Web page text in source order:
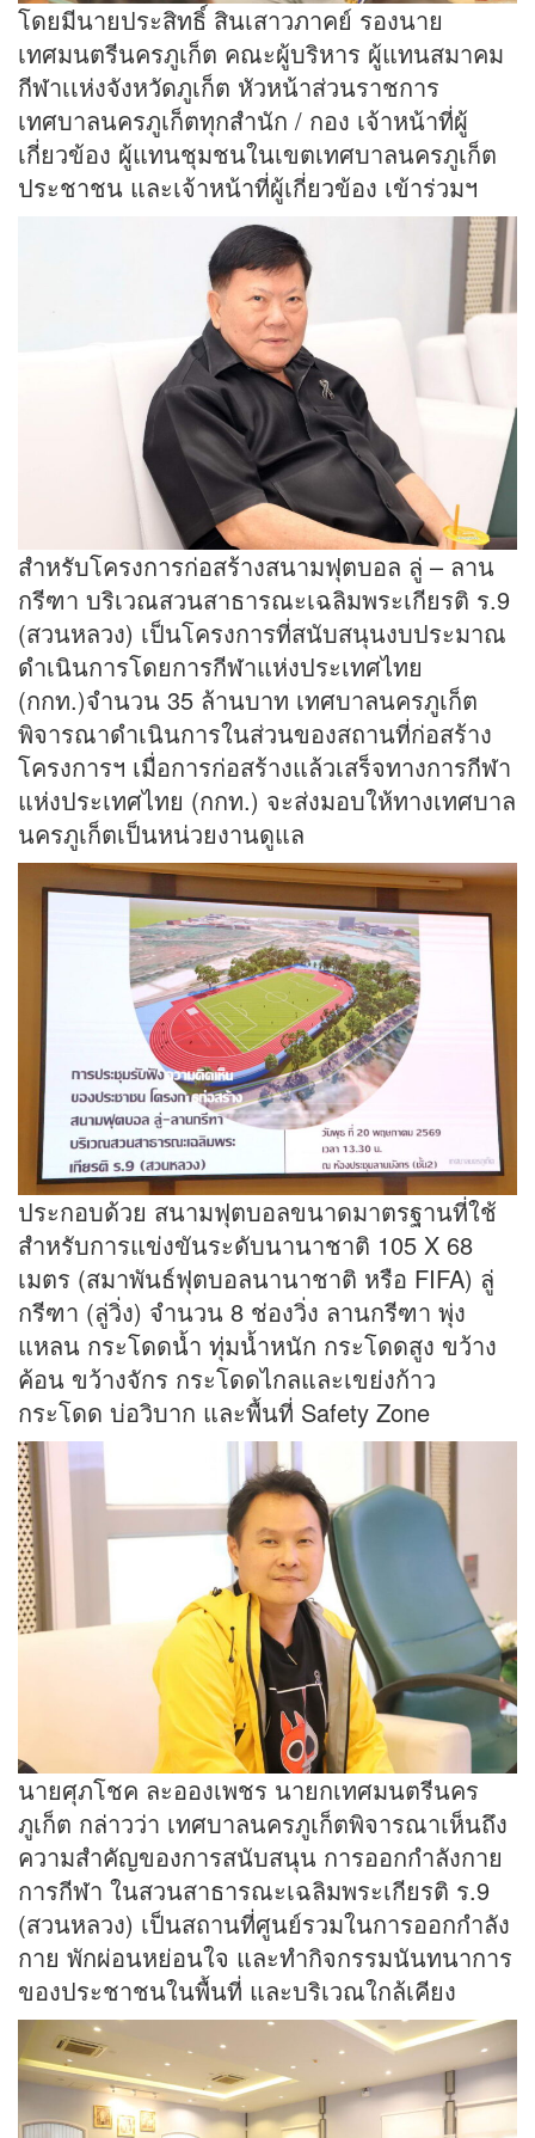
โดยมีนายประสิทธิ์ สินเสาวภาคย์ รองนาย
เทศมนตรีนครภูเก็ต คณะผู้บริหาร ผู้แทนสมาคม
กีฬาเเห่งจังหวัดภูเก็ต หัวหน้าส่วนราชการ
เทศบาลนครภูเก็ตทุกสำนัก / กอง เจ้าหน้าที่ผู้
เกี่ยวข้อง ผู้แทนชุมชนในเขตเทศบาลนครภูเก็ต
ประชาชน และเจ้าหน้าที่ผู้เกี่ยวข้อง เข้าร่วมฯ
สำหรับโครงการก่อสร้างสนามฟุตบอล ลู่ – ลาน
กรีฑา บริเวณสวนสาธารณะเฉลิมพระเกียรติ ร.9
(สวนหลวง) เป็นโครงการที่สนับสนุนงบประมาณ
ดำเนินการโดยการกีฬาแห่งประเทศไทย
(กกท.)จำนวน 35 ล้านบาท เทศบาลนครภูเก็ต
พิจารณาดำเนินการในส่วนของสถานที่ก่อสร้าง
โครงการฯ เมื่อการก่อสร้างแล้วเสร็จทางการกีฬา
แห่งประเทศไทย (กกท.) จะส่งมอบให้ทางเทศบาล
นครภูเก็ตเป็นหน่วยงานดูแล
ประกอบด้วย สนามฟุตบอลขนาดมาตรฐานที่ใช้
สำหรับการแข่งขันระดับนานาชาติ 105 X 68
เมตร (สมาพันธ์ฟุตบอลนานาชาติ หรือ FIFA) ลู่
กรีฑา (ลู่วิ่ง) จำนวน 8 ช่องวิ่ง ลานกรีฑา พุ่ง
แหลน กระโดดน้ำ ทุ่มน้ำหนัก กระโดดสูง ขว้าง
ค้อน ขว้างจักร กระโดดไกลและเขย่งก้าว
กระโดด บ่อวิบาก และพื้นที่ Safety Zone
นายศุภโชค ละอองเพชร นายกเทศมนตรีนคร
ภูเก็ต กล่าวว่า เทศบาลนครภูเก็ตพิจารณาเห็นถึง
ความสำคัญของการสนับสนุน การออกกำลังกาย
การกีฬา ในสวนสาธารณะเฉลิมพระเกียรติ ร.9
(สวนหลวง) เป็นสถานที่ศูนย์รวมในการออกกำลัง
กาย พักผ่อนหย่อนใจ และทำกิจกรรมนันทนาการ
ของประชาชนในพื้นที่ และบริเวณใกล้เคียง